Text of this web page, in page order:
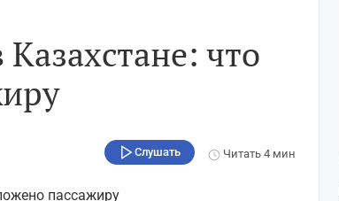
что
Слушать Читать4 мин